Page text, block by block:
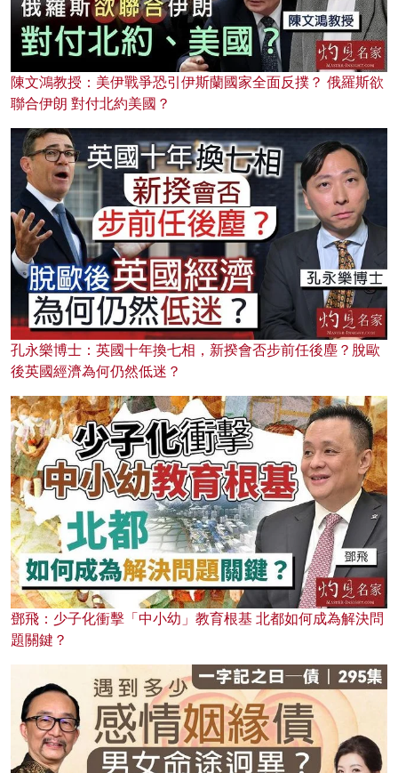
陳文鴻教授：美伊戰爭恐引伊斯蘭國家全面反撲？ 俄羅斯欲
聯合伊朗 對付北約美國？
孔永樂博士：英國十年換七相，新揆會否步前任後塵？脫歐
後英國經濟為何仍然低迷？
鄧飛：少子化衝擊「中小幼」教育根基 北都如何成為解決問
題關鍵？